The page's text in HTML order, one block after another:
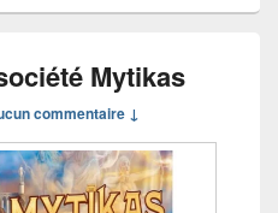
Mytikas
commentaire ↓